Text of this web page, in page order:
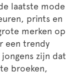
laatste mode
prints en
merken op
een trendy
zijn dat
broeken,